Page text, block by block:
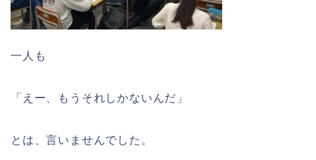
一人も
「えー、もうそれしかないんだ」
とは、言いませんでした。